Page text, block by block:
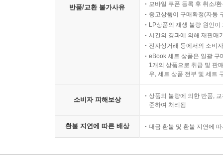
반품/교환 불가사유
모바일 쿠폰 등록 후 취소/
중고상품이 구매확정(자동
LP상품의 재생 불량 원인
시간의 경과에 의해 재판매
전자상거래 등에서의 소비
eBook 세트 상품은 일괄 구
1개의 상품으로 취급 및 판
우, 세트 상품 전부 및 세트
소비자 피해보상
상품의 불량에 의한 반품,
준하여 처리됨
환불 지연에 따른 배상 대금 환불 및 환불 지연에